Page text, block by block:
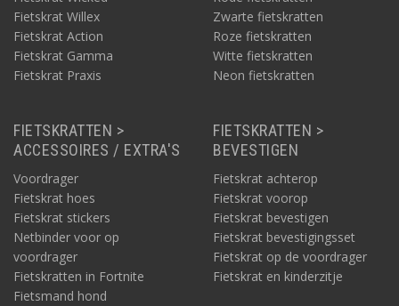
Fietskrat Willex
Fietskrat Action
Fietskrat Gamma
Fietskrat Praxis
Zwarte fietskratten
Roze fietskratten
Witte fietskratten
Neon fietskratten
FIETSKRATTEN >
ACCESSOIRES / EXTRA'S
Voordrager
Fietskrat hoes
Fietskrat stickers
Netbinder voor op
voordrager
Fietskratten in Fortnite
Fietsmand hond
FIETSKRATTEN >
BEVESTIGEN
Fietskrat achterop
Fietskrat voorop
Fietskrat bevestigen
Fietskrat bevestigingsset
Fietskrat op de voordrager
Fietskrat en kinderzitje